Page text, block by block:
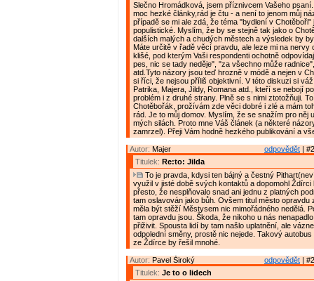
Slečno Hromádková, jsem příznivcem Vašeho
moc hezké články,rád je čtu - a není to jenom můj
případě se mi ale zdá, že téma "bydlení v Chotěboři"
populistické. Myslím, že by se stejně tak jako o
dalších malých a chudých městech a výsledek by
Máte určitě v řadě věcí pravdu, ale leze mi na nervy
klišé, pod kterým Vaši respondenti ochotně
pes, nic se tady neděje", "za všechno může
atd.Tyto názory jsou teď hrozně v módě a nejen v
si říci, že nejsou příliš objektivní. V této diskuzi si
Patrika, Majera, Jildy, Romana atd., kteří se nebojí
problém i z druhé strany. Plně se s nimi ztotožňuji.
Chotěbořák, prožívám zde věci dobré i zlé a mám
rád. Je to můj domov. Myslím, že se snažím pro něj
mých silách. Proto mne Váš článek (a některé
zamrzel). Přeji Vám hodně hezkého publikování a
odpovědět |
Autor: Majer
Titulek: Re:to: Jilda
To je pravda, kdysi ten bájný a čestný
využil v jisté době svých kontaktů a dopomohl Ždírci
přesto, že nesplňovalo snad ani jednu z platných
tam oslavován jako bůh. Ovšem titul město opravdu
měla být stěží Městysem nic mimořádného nedělá.
tam opravdu jsou. Škoda, že nikoho u nás
přiživit. Spousta lidí by tam našlo uplatnění, ale
odpolední směny, prostě nic nejede. Takový
ze Ždírce by řešil mnohé.
odpovědět |
Autor: Pavel Široký
Titulek: Je to o lidech